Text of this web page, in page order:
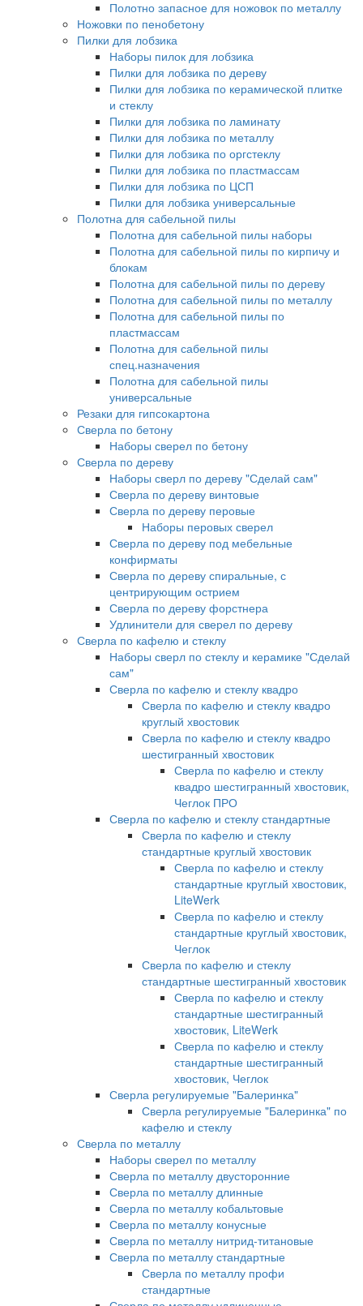
Полотно запасное для ножовок по металлу
Ножовки по пенобетону
Пилки для лобзика
Наборы пилок для лобзика
Пилки для лобзика по дереву
Пилки для лобзика по керамической плитке
и стеклу
Пилки для лобзика по ламинату
Пилки для лобзика по металлу
Пилки для лобзика по оргстеклу
Пилки для лобзика по пластмассам
Пилки для лобзика по ЦСП
Пилки для лобзика универсальные
Полотна для сабельной пилы
Полотна для сабельной пилы наборы
Полотна для сабельной пилы по кирпичу и
блокам
Полотна для сабельной пилы по дереву
Полотна для сабельной пилы по металлу
Полотна для сабельной пилы по
пластмассам
Полотна для сабельной пилы
спец.назначения
Полотна для сабельной пилы
универсальные
Резаки для гипсокартона
Сверла по бетону
Наборы сверел по бетону
Сверла по дереву
Наборы сверл по дереву "Сделай сам"
Сверла по дереву винтовые
Сверла по дереву перовые
Наборы перовых сверел
Сверла по дереву под мебельные
конфирматы
Сверла по дереву спиральные, с
центрирующим острием
Сверла по дереву форстнера
Удлинители для сверел по дереву
Сверла по кафелю и стеклу
Наборы сверл по стеклу и керамике "Сделай
сам"
Сверла по кафелю и стеклу квадро
Сверла по кафелю и стеклу квадро
круглый хвостовик
Сверла по кафелю и стеклу квадро
шестигранный хвостовик
Сверла по кафелю и стеклу
квадро шестигранный хвостовик,
Чеглок ПРО
Сверла по кафелю и стеклу стандартные
Сверла по кафелю и стеклу
стандартные круглый хвостовик
Сверла по кафелю и стеклу
стандартные круглый хвостовик,
LiteWerk
Сверла по кафелю и стеклу
стандартные круглый хвостовик,
Чеглок
Сверла по кафелю и стеклу
стандартные шестигранный хвостовик
Сверла по кафелю и стеклу
стандартные шестигранный
хвостовик, LiteWerk
Сверла по кафелю и стеклу
стандартные шестигранный
хвостовик, Чеглок
Сверла регулируемые "Балеринка"
Сверла регулируемые "Балеринка" по
кафелю и стеклу
Сверла по металлу
Наборы сверел по металлу
Сверла по металлу двусторонние
Сверла по металлу длинные
Сверла по металлу кобальтовые
Сверла по металлу конусные
Сверла по металлу нитрид-титановые
Сверла по металлу стандартные
Сверла по металлу профи
стандартные